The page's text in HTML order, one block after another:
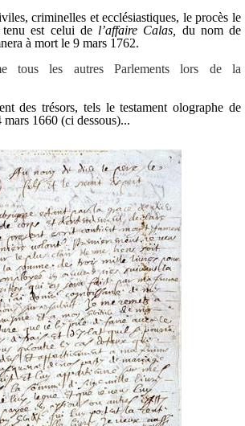
criminelles et ecclésiastiques, le procès le
est celui de l’affaire Calas,
du nom de
à mort le 9 mars 1762.
tous les autres Parlements lors de la
des trésors, tels le testament olographe de
1660 (ci dessous)...